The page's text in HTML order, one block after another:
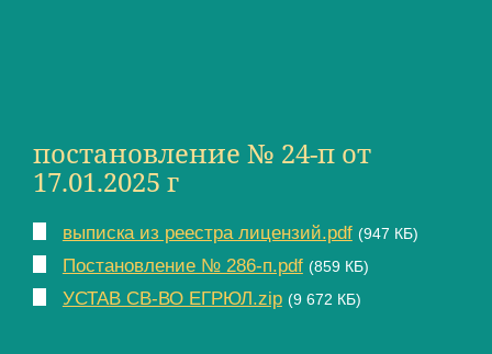
постановление № 24-п от
17.01.2025 г
выписка из реестра лицензий.pdf (947 КБ)
Постановление № 286-п.pdf (859 КБ)
УСТАВ СВ-ВО ЕГРЮЛ.zip (9 672 КБ)